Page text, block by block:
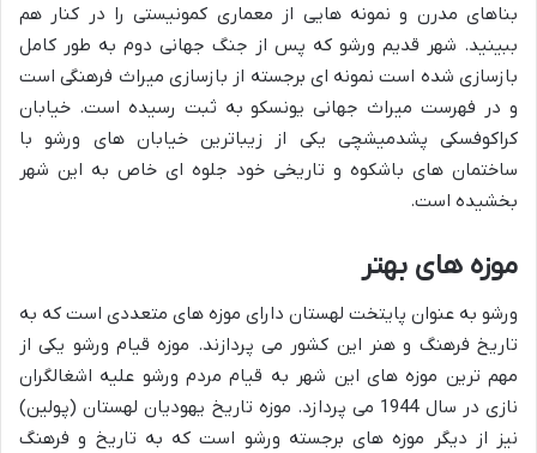
بناهای مدرن و نمونه هایی از معماری کمونیستی را در کنار هم
ببینید. شهر قدیم ورشو که پس از جنگ جهانی دوم به طور کامل
بازسازی شده است نمونه ای برجسته از بازسازی میراث فرهنگی است
و در فهرست میراث جهانی یونسکو به ثبت رسیده است. خیابان
کراکوفسکی پشدمیشچی یکی از زیباترین خیابان های ورشو با
ساختمان های باشکوه و تاریخی خود جلوه ای خاص به این شهر
بخشیده است.
موزه های بهتر
ورشو به عنوان پایتخت لهستان دارای موزه های متعددی است که به
تاریخ فرهنگ و هنر این کشور می پردازند. موزه قیام ورشو یکی از
مهم ترین موزه های این شهر به قیام مردم ورشو علیه اشغالگران
نازی در سال 1944 می پردازد. موزه تاریخ یهودیان لهستان (پولین)
نیز از دیگر موزه های برجسته ورشو است که به تاریخ و فرهنگ